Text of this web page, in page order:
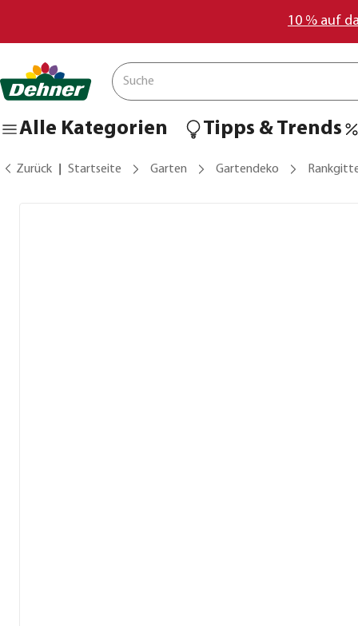
10 % auf
Alle Kategorien Tipps & Trends
Zurück Startseite Garten Gartendeko